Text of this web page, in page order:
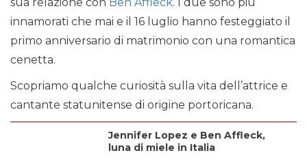
innamorati che mai e il 16 luglio hanno festeggiato il
primo anniversario di matrimonio con una romantica
cenetta.
Scopriamo qualche curiosità sulla vita dell’attrice e
cantante statunitense di origine portoricana.
Jennifer Lopez e Ben Affleck,
luna di miele in Italia